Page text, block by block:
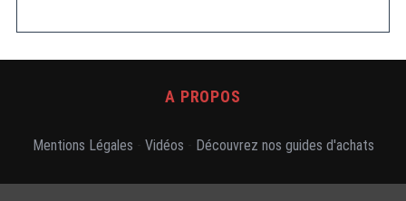
A PROPOS
Mentions Légales Vidéos Découvrez nos guides d'achats